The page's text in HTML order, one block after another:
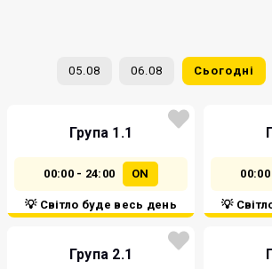
05.08 06.08 Сьогодні
Група 1.1
00:00 - 24:00 ON
💡 Світло буде весь день 💡
Група 2.1